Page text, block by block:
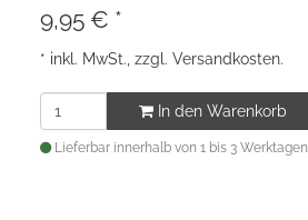
9,95 € *
* inkl. MwSt., zzgl. Versandkosten.
In den Warenkorb
Lieferbar innerhalb von 1 bis 3 Werktagen